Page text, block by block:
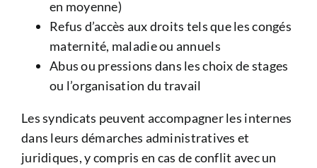
en moyenne)
Refus d’accès aux droits tels que les congés
maternité, maladie ou annuels
Abus ou pressions dans les choix de stages
ou l’organisation du travail
Les syndicats peuvent accompagner les internes
dans leurs démarches administratives et
juridiques, y compris en cas de conflit avec un